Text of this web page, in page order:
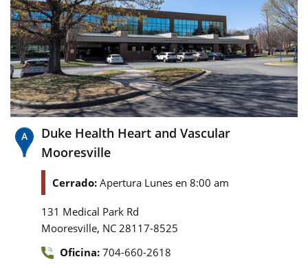
Duke Health Heart and Vascular
Mooresville
Cerrado: Apertura Lunes en 8:00 am
131 Medical Park Rd
Mooresville, NC 28117-8525
Oficina: 704-660-2618